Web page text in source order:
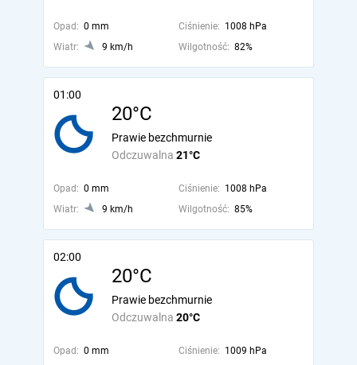
Opad: 0 mm Ciśnienie: 1008 hPa
Wiatr:
9 km/h Wilgotność: 82%
01:00
20°C
Odczuwalna 21°C
Prawie bezchmurnie
Opad: 0 mm Ciśnienie: 1008 hPa
Wiatr:
9 km/h Wilgotność: 85%
02:00
20°C
Odczuwalna 20°C
Prawie bezchmurnie
Opad: 0 mm Ciśnienie: 1009 hPa